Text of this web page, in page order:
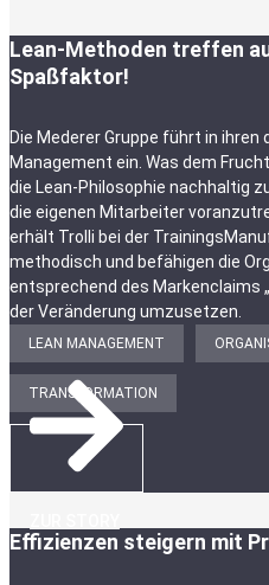
Lean-Methoden treffen
Spaßfaktor!
Die Mederer Gruppe führt in
Management ein. Was dem
die Lean-Philosophie nachhaltig
die eigenen Mitarbeiter
erhält Trolli bei der
methodisch und befähigen die
entsprechend des Markenclaims
der Veränderung umzusetzen.
LEAN MANAGEMENT
TRANSFORMATION
Effizienzen steigern mit